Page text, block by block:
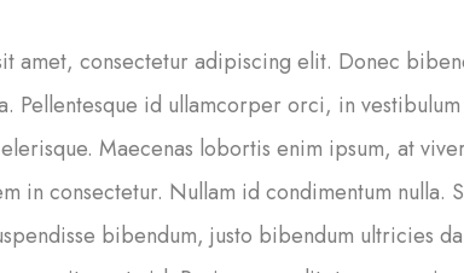
amet, consectetur adipiscing elit. Donec
Pellentesque id ullamcorper orci, in
Maecenas lobortis enim ipsum, at
in consectetur. Nullam id condimentum nulla.
bibendum, justo bibendum ultricies